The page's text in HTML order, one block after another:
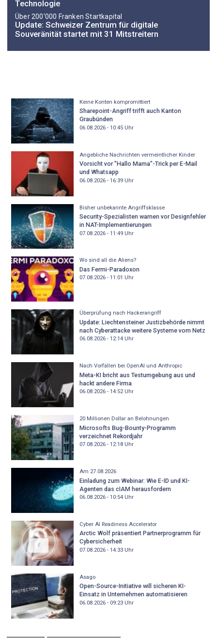
Technologie
Über 200'000 Franken Startkapital
Update: Schweizer Zentrum für digitale
Souveränität startet mit 31 Mitstreitern
Keine Konten kompromittiert
Sharepoint-Angriff trifft auch Kanton
Graubünden
06.08.2026 - 10:45Uhr
Angebliche Nachrichten vermeintlicher Kinder
Vorsicht vor "Hallo Mama"-Trick per E-Mail
und Whatsapp
06.08.2026 - 16:39Uhr
Bisher unbekannte Angriffsklasse
Security-Spezialisten warnen vor Designfehler
in NAT-Implementierungen
07.08.2026 - 11:49Uhr
Wo sind all die Aliens?
Das Fermi-Paradoxon
07.08.2026 - 11:01 Uhr
Überprüfung nach Hackerangriff
Update: Liechtensteiner Justizbehörde nimmt
nach Cyberattacke weitere Systeme vom Netz
06.08.2026 - 12:14Uhr
Nach Vorfällen bei OpenAI und Anthropic
Meta-KI bricht aus Testumgebung aus und
hackt andere Firma
06.08.2026 - 14:52Uhr
20 Millionen Dollar an Belohnungen
Microsofts Bug-Bounty-Programm
verzeichnet Rekordjahr
07.08.2026 - 12:18Uhr
Am 27.08.2026
Einladung zum Webinar: Wie E-ID und KI-
Agenten das cIAM herausfordern
06.08.2026 - 10:54Uhr
Cyber AI Readiness Accelerator
Arctic Wolf präsentiert Partnerprogramm für
Cybersicherheit
07.08.2026 - 14:33Uhr
Asago
Open-Source-Initiative will sicheren KI-
Einsatz in Unternehmen automatisieren
06.08.2026 - 09:23Uhr